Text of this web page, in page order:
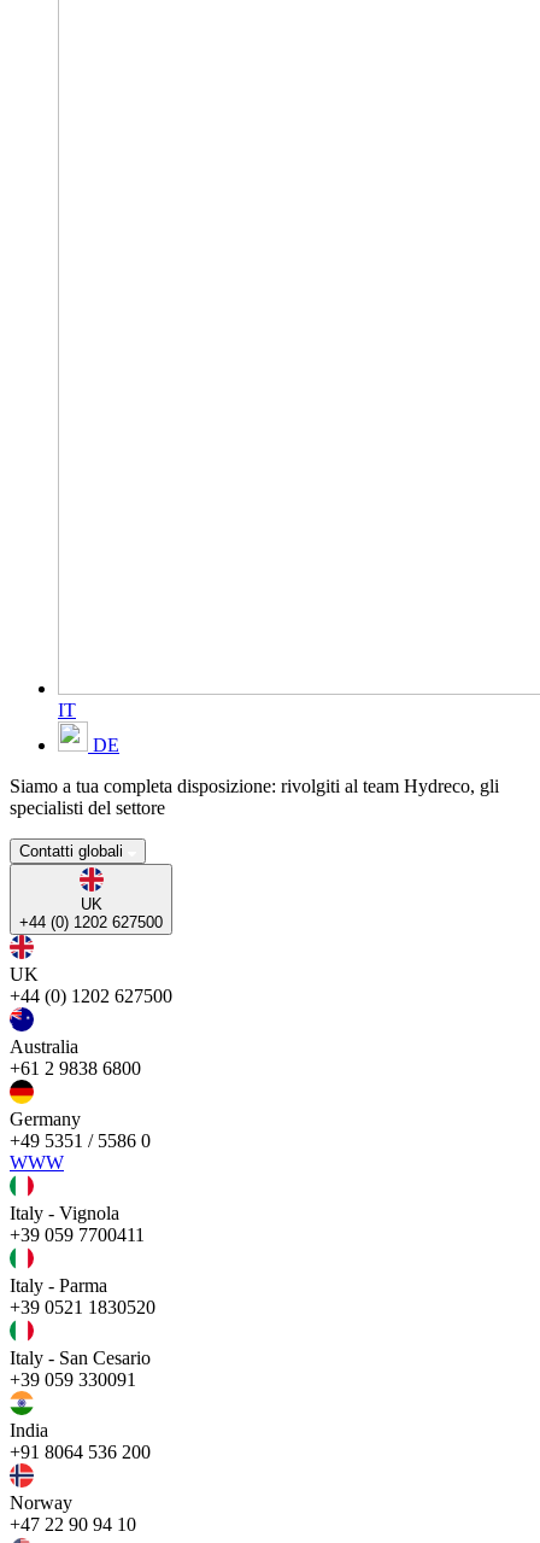
IT
DE
Siamo a tua completa disposizione: rivolgiti al team Hydreco, gli
specialisti del settore
Contatti globali
UK
+44 (0) 1202 627500
UK
+44 (0) 1202 627500
Australia
+61 2 9838 6800
Germany
+49 5351 / 5586 0
WWW
Italy - Vignola
+39 059 7700411
Italy - Parma
+39 0521 1830520
Italy - San Cesario
+39 059 330091
India
+91 8064 536 200
Norway
+47 22 90 94 10